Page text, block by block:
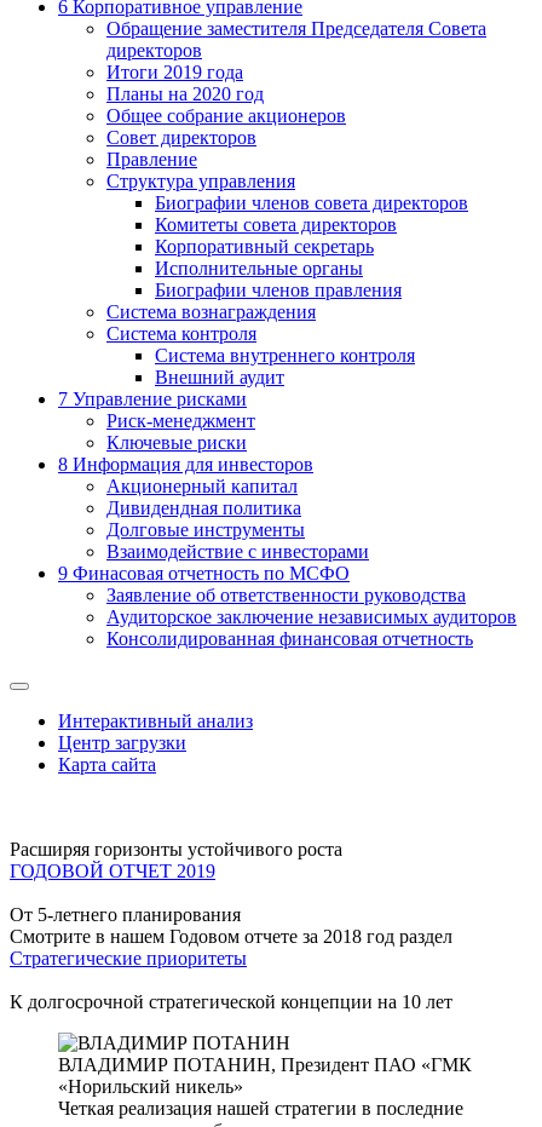
6 Корпоративное управление
Обращение заместителя Председателя Совета
директоров
Итоги 2019 года
Планы на 2020 год
Общее собрание акционеров
Совет директоров
Правление
Структура управления
Биографии членов совета директоров
Комитеты совета директоров
Корпоративный секретарь
Исполнительные органы
Биографии членов правления
Система вознаграждения
Система контроля
Система внутреннего контроля
Внешний аудит
7 Управление рисками
Риск-менеджмент
Ключевые риски
8 Информация для инвесторов
Акционерный капитал
Дивидендная политика
Долговые инструменты
Взаимодействие с инвеcторами
9 Финасовая отчетность по МСФО
Заявление об ответственности руководства
Аудиторское заключение независимых аудиторов
Консолидированная финансовая отчетность
Интерактивный анализ
Центр загрузки
Карта сайта
Расширяя горизонты устойчивого роста
ГОДОВОЙ ОТЧЕТ 2019
От 5-летнего планирования
Смотрите в нашем Годовом отчете за 2018 год раздел
Стратегические приоритеты
К долгосрочной стратегической концепции на 10 лет
ВЛАДИМИР ПОТАНИН, Президент ПАО «ГМК
«Норильский никель»
Четкая реализация нашей стратегии в последние